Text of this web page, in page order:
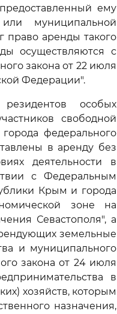
ему
муниципальной
право аренды такого
осуществляются с
закона от 22 июля
Федерации".
особых
свободной
федерального
в аренду без
деятельности в
с Федеральным
Крым и города
зоне на
Севастополя", а
земельные
и муниципального
закона от 24 июля
в
хозяйств, которым
назначения,